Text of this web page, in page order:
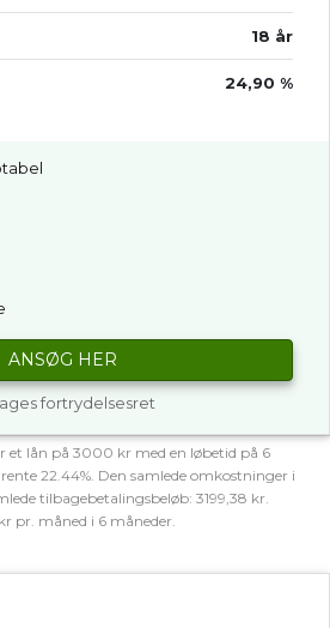
18 år
24,90 %
ANSØG HER
fortrydelsesret
et lån på 3000 kr med en løbetid på 6
22.44%. Den samlede omkostninger i
tilbagebetalingsbeløb: 3199,38 kr.
pr. måned i 6 måneder.